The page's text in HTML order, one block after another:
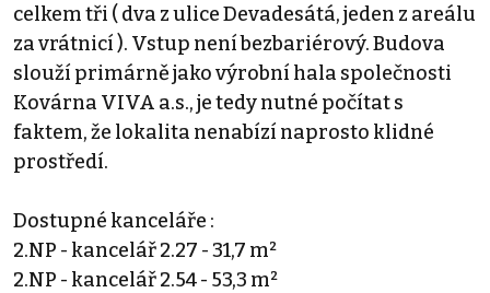
celkem tři ( dva z ulice Devadesátá, jeden z areálu
za vrátnicí ). Vstup není bezbariérový. Budova
slouží primárně jako výrobní hala společnosti
Kovárna VIVA a.s., je tedy nutné počítat s
faktem, že lokalita nenabízí naprosto klidné
prostředí.
Dostupné kanceláře :
2.NP - kancelář 2.27 - 31,7 m²
2.NP - kancelář 2.54 - 53,3 m²